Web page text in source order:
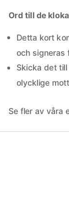
Ord till de
Detta kort
och signeras
Skicka det
olycklige
Se fler av våra